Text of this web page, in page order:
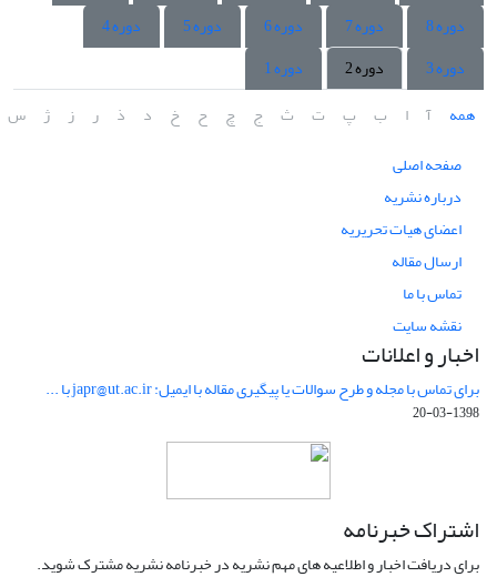
دوره 8
دوره 7 دوره 6 دوره 5
دوره 4
دوره 3
دوره 2
دوره 1
همه
آ ا ب پ ت ث ج چ ح خ د ذ ر ز ژ س
صفحه اصلی
درباره نشریه
اعضای هیات تحریریه
ارسال مقاله
تماس با ما
نقشه سایت
اخبار و اعلانات
برای تماس با مجله و طرح سوالات یا پیگیری مقاله با ایمیل: japr@ut.ac.ir با ...
1398-03-20
اشتراک خبرنامه
برای دریافت اخبار و اطلاعیه های مهم نشریه در خبرنامه نشریه مشترک شوید.